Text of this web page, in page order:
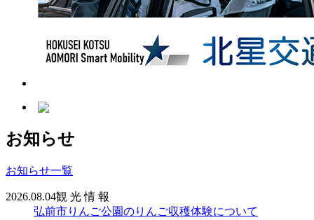
お知らせ
お知らせ一覧
2026.08.04観 光 情 報
弘前市りんご公園のりんご収穫体験について